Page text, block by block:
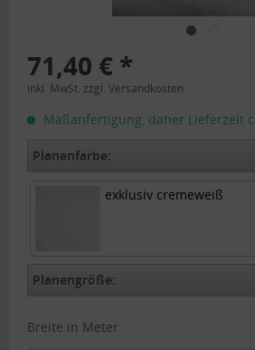
71,40 € *
inkl. MwSt. zzgl. Versandkosten
Maßanfertigung, daher Lieferzeit
Planenfarbe:
exklusiv cremeweißexklusiv cremeweiß
Planengröße:
Breite in Meter: